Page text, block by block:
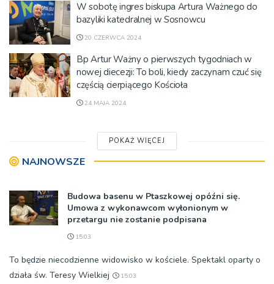
W sobotę ingres biskupa Artura Ważnego do
bazyliki katedralnej w Sosnowcu
20 CZERWCA 2024
Bp Artur Ważny o pierwszych tygodniach w
nowej diecezji: To boli, kiedy zaczynam czuć się
częścią cierpiącego Kościoła
24 MAJA 2024
POKAŻ WIĘCEJ
NAJNOWSZE
Budowa basenu w Ptaszkowej opóźni się.
Umowa z wykonawcom wyłonionym w
przetargu nie zostanie podpisana
15:03
To będzie niecodzienne widowisko w kościele. Spektakl oparty o
działa św. Teresy Wielkiej
15:03